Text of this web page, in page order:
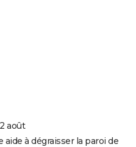
août
à dégraisser la paroi de